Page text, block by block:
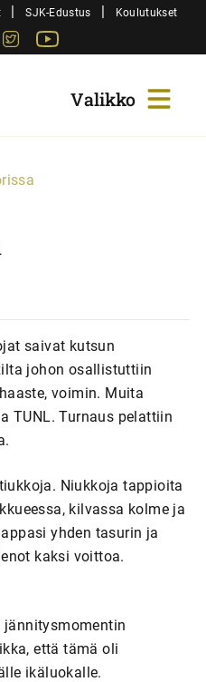
| SJK-Edustus | Koulutukset
Twitter
saivat kutsun
johon osallistuttiin
voimin. Muita
TUNL. Turnaus pelattiin
Niukkoja tappioita
kilvassa kolme ja
yhden tasurin ja
kaksi voittoa.
jännitysmomentin
että tämä oli
ikäluokalle.